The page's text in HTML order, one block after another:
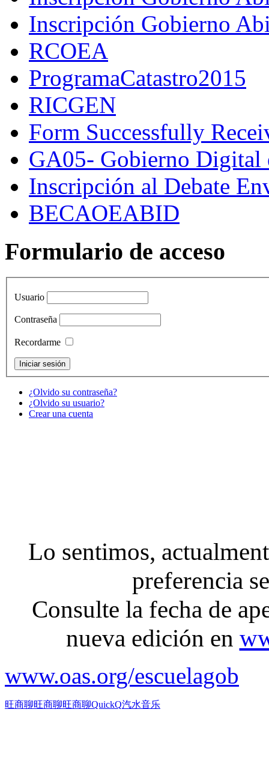
Inscripción Gobierno
RCOEA
ProgramaCatastro2015
RICGEN
Form Successfully
GA05- Gobierno Digital
Inscripción al Debate
BECAOEABID
Formulario de acceso
Usuario
Contraseña
Recordarme
¿Olvido su contraseña?
¿Olvido su usuario?
Crear una cuenta
Lo sentimos,
preferencia
Consulte la fecha de
nueva edición en
www.oas.org/escuelagob
旺商聊旺商聊旺商聊QuickQ汽水音乐